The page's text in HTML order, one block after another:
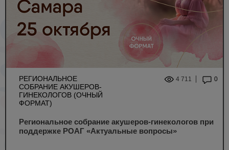
РЕГИОНАЛЬНОЕ
СОБРАНИЕ АКУШЕРОВ-
ГИНЕКОЛОГОВ (ОЧНЫЙ
ФОРМАТ)
4 711 0
Региональное собрание акушеров-гинекологов при
поддержке РОАГ «Актуальные вопросы»